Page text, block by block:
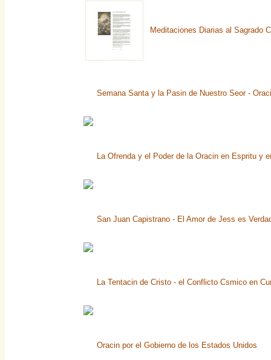
Meditaciones Diarias al Sagrado
Semana Santa y la Pasin de Nuestro Seor -
La Ofrenda y el Poder de la Oracin en Espritu y
San Juan Capistrano - El Amor de Jess es
La Tentacin de Cristo - el Conflicto Csmico en
Oracin por el Gobierno de los Estados Unidos